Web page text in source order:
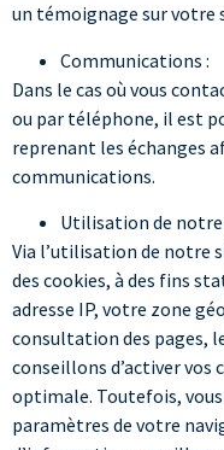
un témoignage sur votre
Communications :
Dans le cas où vous
ou par téléphone, il est
reprenant les échanges
communications.
Utilisation de notre
Via l’utilisation de notre
des cookies, à des fins
adresse IP, votre zone
consultation des pages,
conseillons d’activer vos
optimale. Toutefois,
paramètres de votre